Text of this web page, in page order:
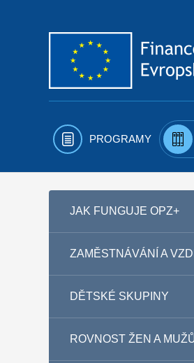
PROGRAMY
JAK FUNGUJE OPZ+
ZAMĚSTNÁVÁNÍ A
DĚTSKÉ SKUPINY
ROVNOST ŽEN A